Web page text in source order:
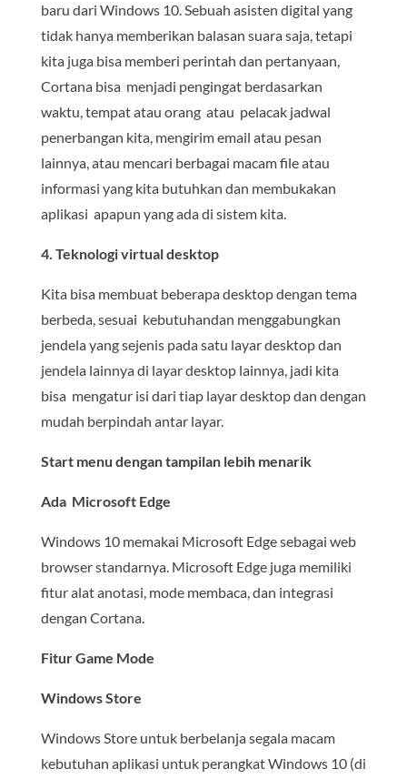
baru dari Windows 10. Sebuah asisten digital yang
tidak hanya memberikan balasan suara saja, tetapi
kita juga bisa memberi perintah dan pertanyaan,
Cortana bisa menjadi pengingat berdasarkan
waktu, tempat atau orang atau pelacak jadwal
penerbangan kita, mengirim email atau pesan
lainnya, atau mencari berbagai macam file atau
informasi yang kita butuhkan dan membukakan
aplikasi apapun yang ada di sistem kita.
4. Teknologi virtual desktop
Kita bisa membuat beberapa desktop dengan tema
berbeda, sesuai kebutuhandan menggabungkan
jendela yang sejenis pada satu layar desktop dan
jendela lainnya di layar desktop lainnya, jadi kita
bisa mengatur isi dari tiap layar desktop dan dengan
mudah berpindah antar layar.
Start menu dengan tampilan lebih menarik
Ada Microsoft Edge
Windows 10 memakai Microsoft Edge sebagai web
browser standarnya. Microsoft Edge juga memiliki
fitur alat anotasi, mode membaca, dan integrasi
dengan Cortana.
Fitur Game Mode
Windows Store
Windows Store untuk berbelanja segala macam
kebutuhan aplikasi untuk perangkat Windows 10 (di